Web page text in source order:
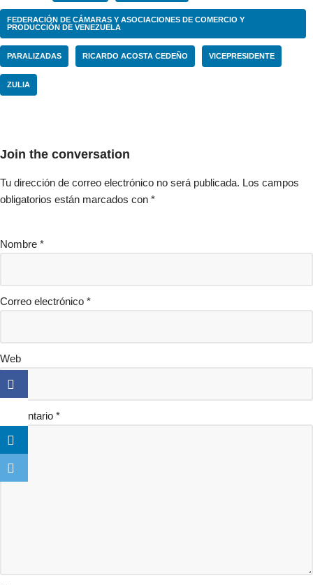
FEDERACIÓN DE CÁMARAS Y ASOCIACIONES DE COMERCIO Y
PRODUCCIÓN DE VENEZUELA
PARALIZADAS RICARDO ACOSTA CEDEÑO VICEPRESIDENTE
ZULIA
Join the conversation
Tu dirección de correo electrónico no será publicada. Los campos
obligatorios están marcados con *
Nombre *
Correo electrónico *
Web
Comentario *